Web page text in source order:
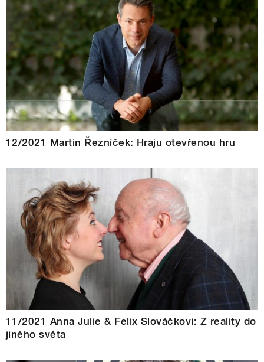
12/2021 Martin Řezníček: Hraju otevřenou hru
11/2021 Anna Julie & Felix Slováčkovi: Z reality do
jiného světa